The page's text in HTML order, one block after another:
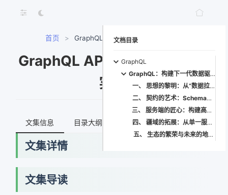
首页 > GraphQL API查询语言入门与实战
GraphQL API查询语言入门与
实战
文集信息 目录大纲 最新文档 知识宇宙
文集详情
文集导读
文档目录
GraphQL
GraphQL：构建下一代数据驱动应用的基石与蓝图
一、 思想的黎明：从“数据拉取”到“数据对话”
二、 契约的艺术：Schema驱动的强类型世界
三、 服务端的匠心：构建高效、健壮的数据图谱
四、 疆域的拓展：从单一服务到联邦宇宙
五、 生态的繁荣与未来的地平线